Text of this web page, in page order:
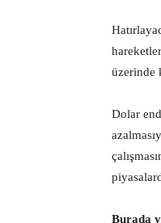
üzerinde
Dolar
Burada